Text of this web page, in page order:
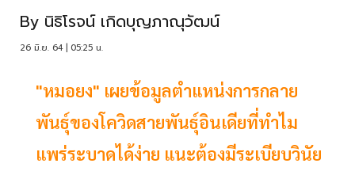
By นิธิโรจน์ เกิดบุญภาณุวัฒน์
26 มิ.ย. 64 | 05:25 น.
"หมอยง" เผยข้อมูลตำแหน่งการกลาย
พันธุ์ของโควิดสายพันธุ์อินเดียที่ทำไม
แพร่ระบาดได้ง่าย แนะต้องมีระเบียบวินัย